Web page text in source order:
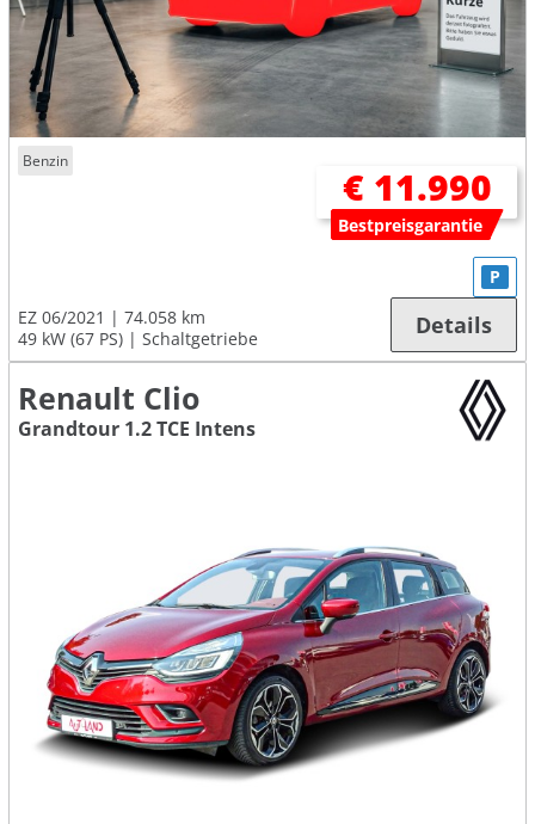
Benzin
€ 11.990
Bestpreisgarantie
EZ 06/2021
74.058 km
49 kW (67 PS)
Schaltgetriebe
P
Details
Renault Clio
Grandtour 1.2 TCE Intens